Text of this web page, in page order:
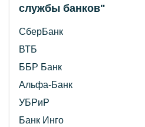
службы банков"
СберБанк
ВТБ
ББР Банк
Альфа-Банк
УБРиР
Банк Инго